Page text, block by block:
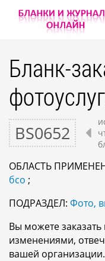
Бланк-
BS0652
ОБЛАСТЬ
бсо ;
ПОДРАЗДЕЛ: Фото,
Вы можете
изменениями,
вашей